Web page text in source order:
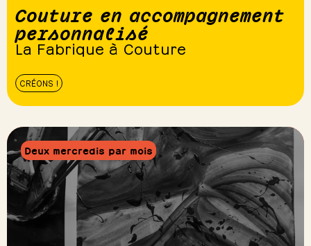
Couture en accompagnement
personnalisé
La Fabrique à Couture
CRÉONS !
Deux mercredis par mois